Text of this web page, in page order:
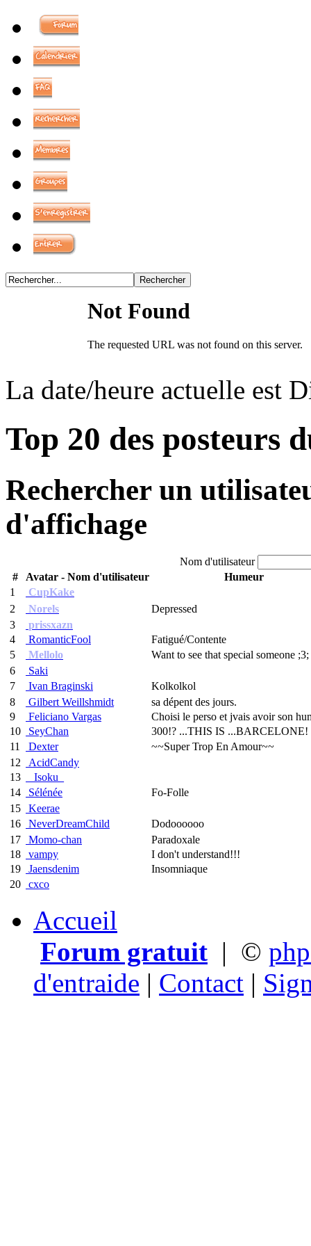
La date/heure actuelle est
Top 20 des posteurs
Rechercher un
d'affichage
Nom d'utilisateur
#
Avatar - Nom d'utilisateur
Humeur
1
CupKake
2
Norels
Depressed
3
prissxazn
4
RomanticFool
Fatigué/Contente
5
Mellolo
Want to see that special someone ;3;
6
Saki
7
Ivan Braginski
Kolkolkol
8
Gilbert Weillshmidt
sa dépent des jours.
9
Feliciano Vargas
Choisi le perso et jvais avoir son
10
SeyChan
300!? ...THIS IS ...BARCELONE!
11
Dexter
~~Super Trop En Amour~~
12
AcidCandy
13
_Isoku_
14
Sélénée
Fo-Folle
15
Keerae
16
NeverDreamChild
Dodoooooo
17
Momo-chan
Paradoxale
18
vampy
I don't understand!!!
19
Jaensdenim
Insomniaque
20
cxco
Accueil
Forum gratuit | ©
d'entraide | Contact |